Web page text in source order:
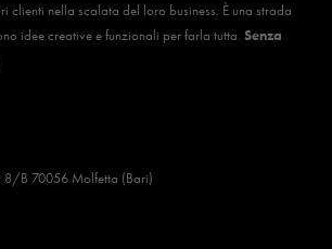
clienti nella scalata del loro business. È una strada
idee creative e funzionali per farla tutta. Senza
8/B 70056 Molfetta (Bari)